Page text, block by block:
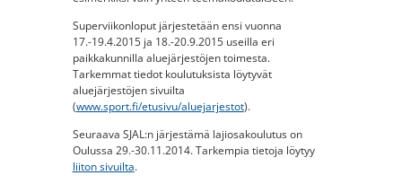
Superviikonloput järjestetään ensi vuonna
17.-19.4.2015 ja 18.-20.9.2015 useilla eri
paikkakunnilla aluejärjestöjen toimesta.
Tarkemmat tiedot koulutuksista löytyvät
aluejärjestöjen sivuilta
(www.sport.fi/etusivu/aluejarjestot).
Seuraava SJAL:n järjestämä lajiosakoulutus on
Oulussa 29.-30.11.2014. Tarkempia tietoja löytyy
liiton sivuilta.